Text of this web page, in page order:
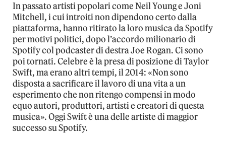
In passato artisti popolari come Neil Young e Joni
Mitchell, i cui introiti non dipendono certo dalla
piattaforma, hanno ritirato la loro musica da Spotify
per motivi politici, dopo l’accordo milionario di
Spotify col podcaster di destra Joe Rogan. Ci sono
poi tornati. Celebre è la presa di posizione di Taylor
Swift, ma erano altri tempi, il 2014: «Non sono
disposta a sacrificare il lavoro di una vita a un
esperimento che non ritengo compensi in modo
equo autori, produttori, artisti e creatori di questa
musica». Oggi Swift è una delle artiste di maggior
successo su Spotify.